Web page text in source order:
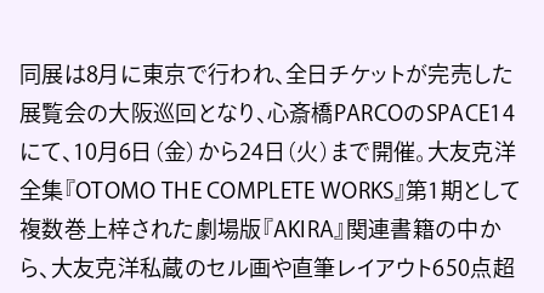
同展は8月に東京で行われ、全日チケットが完売した
展覧会の大阪巡回となり、心斎橋PARCOのSPACE14
にて、10月6日（金）から24日（火）まで開催。大友克洋
全集『OTOMO THE COMPLETE WORKS』第1期として
複数巻上梓された劇場版『AKIRA』関連書籍の中か
ら、大友克洋私蔵のセル画や直筆レイアウト650点超